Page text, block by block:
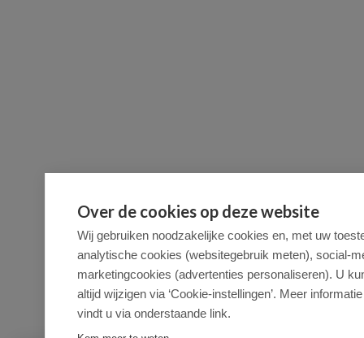
Over de cookies op deze website
Wij gebruiken noodzakelijke cookies en, met uw
analytische cookies (websitegebruik meten), social-
marketingcookies (advertenties personaliseren). U
altijd wijzigen via ‘Cookie-instellingen’. Meer
vindt u via onderstaande link.